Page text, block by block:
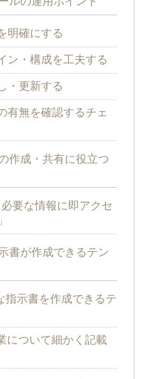
明確にする
ン・構成を工夫する
・更新する
有無を確認するチェ
作成・共有に役立つ
要な情報に即アクセ
書が作成できるテン
指示書を作成できるテ
について細かく記載